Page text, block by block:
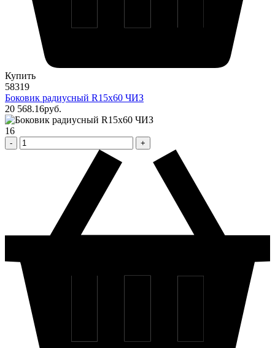
Купить
58319
Боковик радиусный R15х60 ЧИЗ
20 568.16pуб.
16